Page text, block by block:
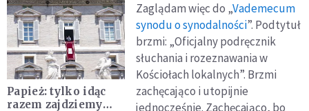
Papież: tylko idąc
razem zajdziemy
Zaglądam więc do „Vademecum
synodu o synodalności”. Podtytuł
brzmi: „Oficjalny podręcznik
słuchania i rozeznawania w
Kościołach lokalnych”. Brzmi
zachęcająco i utopijnie
jednocześnie. Zachęcająco, bo